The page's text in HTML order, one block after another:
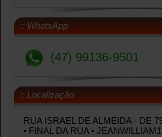
:: WhatsApp
(47) 99136-9501
:: Localização
RUA ISRAEL DE ALMEIDA - DE
• FINAL DA RUA •